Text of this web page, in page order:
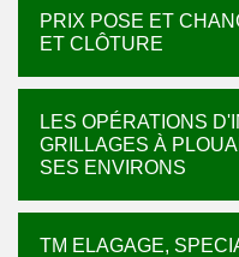
PRIX POSE ET
ET CLÔTURE
LES OPÉRATIONS
GRILLAGES À
SES ENVIRONS
TM ELAGAGE,